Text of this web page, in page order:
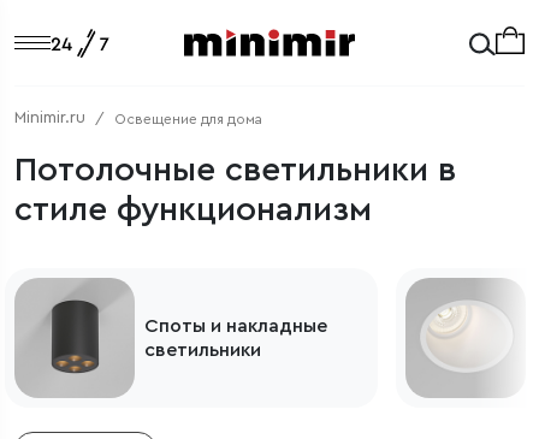
Minimir.ru Освещение для дома
Потолочные светильники в
стиле функционализм
Споты и накладные
светильники